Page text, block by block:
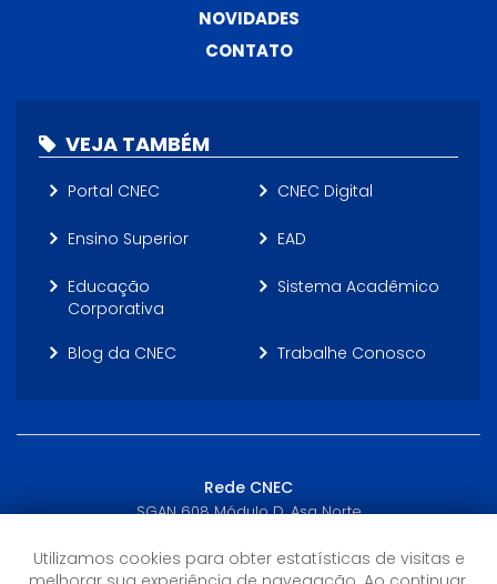
NOVIDADES
CONTATO
VEJA TAMBÉM
Portal CNEC CNEC Digital
Ensino Superior EAD
Educação
Corporativa
Sistema Acadêmico
Blog da CNEC Trabalhe Conosco
Rede CNEC
SGAN 608 Módulo D, Asa Norte
Utilizamos cookies para obter estatísticas de visitas e